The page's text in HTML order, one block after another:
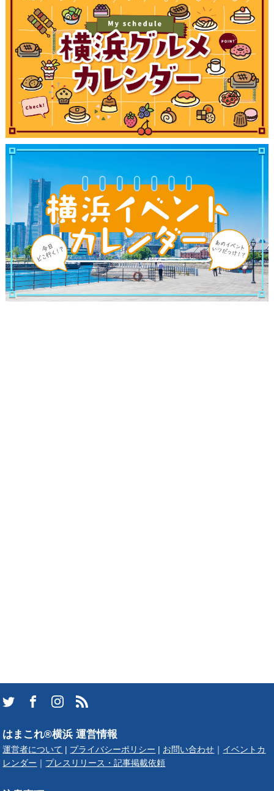
はまこれ®横浜 運営情報
運営者について | プライバシーポリシー | お問い合わせ ｜ イベントカ
レンダー ｜ プレスリリース・記事掲載依頼